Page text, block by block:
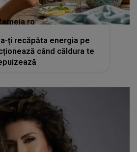
ți recăpăta energia pe
când căldura te